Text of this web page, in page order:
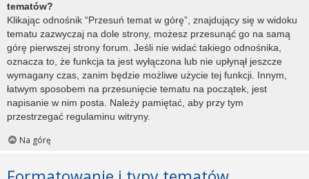
tematów?
Klikając odnośnik “Przesuń temat w górę”, znajdujący się w widoku
tematu zazwyczaj na dole strony, możesz przesunąć go na samą
górę pierwszej strony forum. Jeśli nie widać takiego odnośnika,
oznacza to, że funkcja ta jest wyłączona lub nie upłynął jeszcze
wymagany czas, zanim będzie możliwe użycie tej funkcji. Innym,
łatwym sposobem na przesunięcie tematu na początek, jest
napisanie w nim posta. Należy pamiętać, aby przy tym
przestrzegać regulaminu witryny.
Na górę